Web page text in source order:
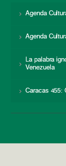
Agenda
Agenda
La palabra
Venezuela
Caracas 455: